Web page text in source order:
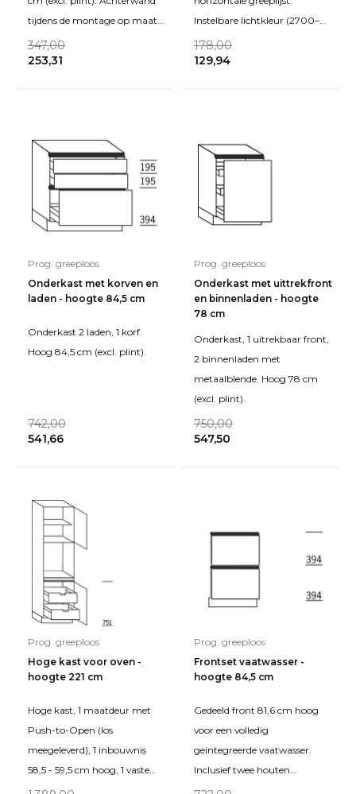
tijdens de montage op maat
zagen voor leidingwerk.
347,00
253,31
Instelbare lichtkleur (2700–
6400 K), 10 W per meter,
maximale lengte 570
178,00
129,94
Prog. greeploos
Onderkast met korven en
laden - hoogte 84,5 cm
Onderkast 2 laden, 1 korf.
Hoog 84,5 cm (excl. plint).
742,00
541,66
Prog. greeploos
Onderkast met uittrekfront
en binnenladen - hoogte
78 cm
Onderkast, 1 uitrekbaar front,
2 binnenladen met
metaalblende. Hoog 78 cm
(excl. plint).
750,00
547,50
Prog. greeploos
Hoge kast voor oven -
hoogte 221 cm
Hoge kast, 1 maatdeur met
Push-to-Open (los
meegeleverd), 1 inbouwnis
58,5 - 59,5 cm hoog, 1 vaste
blende, 1 deur, 1 legplank, 2
Prog. greeploos
Frontset vaatwasser -
hoogte 84,5 cm
Gedeeld front 81,6 cm hoog
voor een volledig
geintegreerde vaatwasser.
Inclusief twee houten
opvulbalkjes voor tussen de